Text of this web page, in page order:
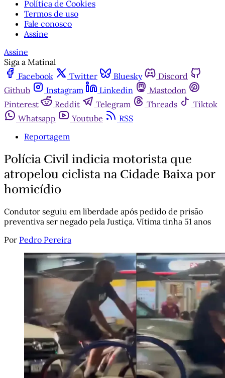
Política de Cookies
Termos de uso
Fale conosco
Assine
Assine
Siga a Matinal
Facebook
Twitter Bluesky
Discord
Github
Instagram Linkedin
Mastodon
Pinterest
Reddit Telegram Threads
Tiktok
Whatsapp
Youtube
RSS
Reportagem
Polícia Civil indicia motorista que
atropelou ciclista na Cidade Baixa por
homicídio
Condutor seguiu em liberdade após pedido de prisão
preventiva ser negado pela Justiça. Vítima tinha 51 anos
Por Pedro Pereira